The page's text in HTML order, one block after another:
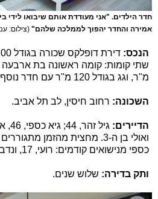
חדר הילדים. "אני מעודדת אותם שיבואו לידי
אמירה והחדר יהפוך לממלכה שלהם" (צילום:
הנכס:
מ"ר, וגג בגודל 120 מ"ר עם חדר נוסף.
השכונה: רחוב חיסין, לב תל אביב.
הדיירים:
ואולי בן ה-3. מחצית מהזמן
כספי מנישואים קודמים: רועי, 17, ונדב, 14.
ותק בדירה: שלוש שנים.